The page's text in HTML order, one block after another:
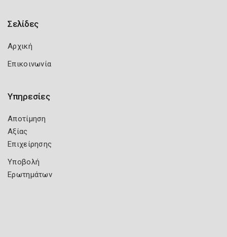
Σελίδες
Αρχική
Επικοινωνία
Υπηρεσίες
Αποτίμηση
Αξίας
Επιχείρησης
Υποβολή
Ερωτημάτων